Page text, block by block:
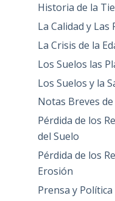
Historia de la
La Calidad y Las
La Crisis de la
Los Suelos las
Los Suelos y la
Notas Breves
Pérdida de los
del Suelo
Pérdida de los
Erosión
Prensa y